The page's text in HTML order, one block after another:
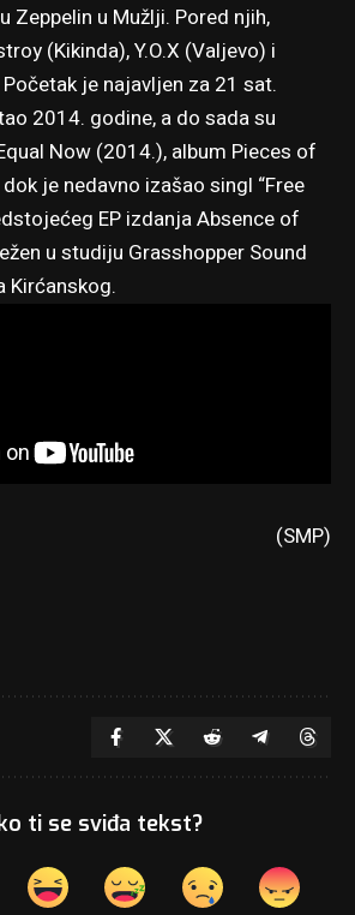
Zeppelin u Mužlji. Pored njih,
(Kikinda), Y.O.X (Valjevo) i
je najavljen za 21 sat.
2014. godine, a do sada su
Now (2014.), album Pieces of
je nedavno izašao singl “Free
EP izdanja Absence of
u studiju Grasshopper Sound
Kirćanskog.
(SMP)
ti se sviđa tekst?